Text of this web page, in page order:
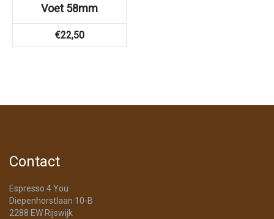
Voet 58mm
€22,50
Contact
Espresso 4 You
Diepenhorstlaan 10-B
2288 EW Rijswijk